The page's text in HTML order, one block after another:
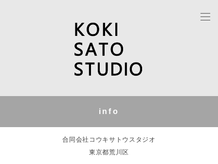
info
合同会社コウキサトウスタジオ
東京都荒川区